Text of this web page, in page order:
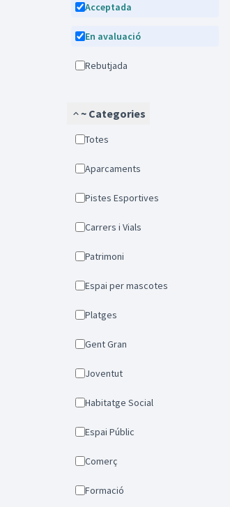
Acceptada
En avaluació
Rebutjada
~ Categories
Totes
Aparcaments
Pistes Esportives
Carrers i Vials
Patrimoni
Espai per mascotes
Platges
Gent Gran
Joventut
Habitatge Social
Espai Públic
Comerç
Formació